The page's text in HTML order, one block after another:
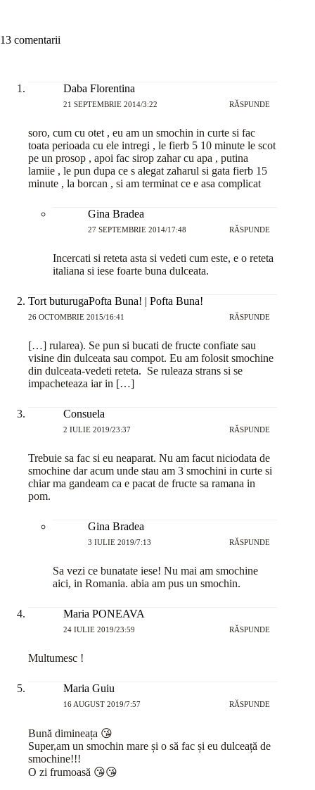
13 comentarii
Daba Florentina
21 SEPTEMBRIE 2014/3:22 RĂSPUNDE
soro, cum cu otet , eu am un smochin in curte si fac
toata perioada cu ele intregi , le fierb 5 10 minute le scot
pe un prosop , apoi fac sirop zahar cu apa , putina
lamiie , le pun dupa ce s alegat zaharul si gata fierb 15
minute , la borcan , si am terminat ce e asa complicat
Gina Bradea
27 SEPTEMBRIE 2014/17:48 RĂSPUNDE
Incercati si reteta asta si vedeti cum este, e o reteta
italiana si iese foarte buna dulceata.
Tort buturugaPofta Buna! | Pofta Buna!
26 OCTOMBRIE 2015/16:41 RĂSPUNDE
[…] rularea). Se pun si bucati de fructe confiate sau
visine din dulceata sau compot. Eu am folosit smochine
din dulceata-vedeti reteta. Se ruleaza strans si se
impacheteaza iar in […]
Consuela
2 IULIE 2019/23:37 RĂSPUNDE
Trebuie sa fac si eu neaparat. Nu am facut niciodata de
smochine dar acum unde stau am 3 smochini in curte si
chiar ma gandeam ca e pacat de fructe sa ramana in
pom.
Gina Bradea
3 IULIE 2019/7:13 RĂSPUNDE
Sa vezi ce bunatate iese! Nu mai am smochine
aici, in Romania. abia am pus un smochin.
Maria PONEAVA
24 IULIE 2019/23:59 RĂSPUNDE
Multumesc !
Maria Guiu
16 AUGUST 2019/7:57 RĂSPUNDE
Bună dimineața 😘
Super,am un smochin mare și o să fac și eu dulceață de
smochine!!!
O zi frumoasă 😘😘